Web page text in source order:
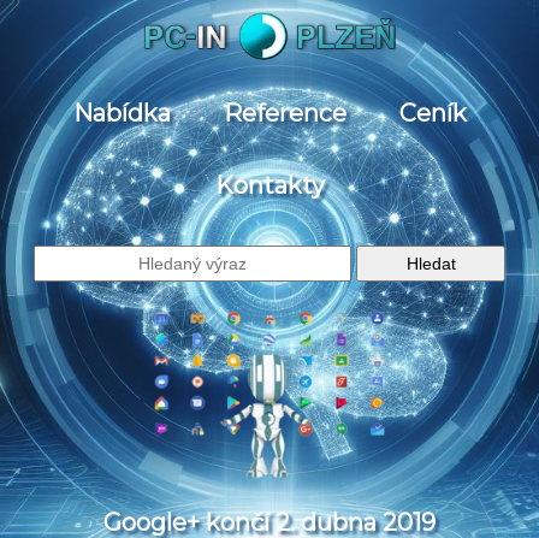
Nabídka Reference Ceník
Kontakty
Google+ končí 2. dubna 2019